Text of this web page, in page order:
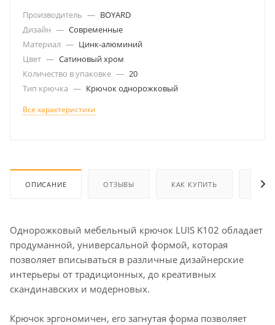
Производитель — BOYARD
Дизайн — Современные
Материал — Цинк-алюминий
Цвет — Сатиновый хром
Количество в упаковке — 20
Тип крючка — Крючок однорожковый
Все характеристики
ОПИСАНИЕ ОТЗЫВЫ КАК КУПИТЬ
Однорожковый мебельный крючок LUIS K102 обладает
продуманной, универсальной формой, которая
позволяет вписываться в различные дизайнерские
интерьеры от традиционных, до креативных
скандинавских и модерновых.
Крючок эргономичен, его загнутая форма позволяет